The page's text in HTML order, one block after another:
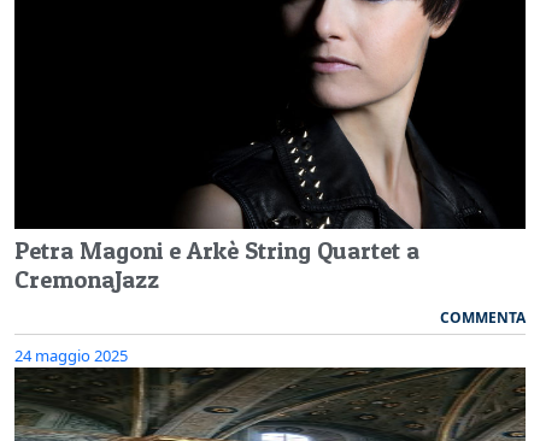
Petra Magoni e Arkè String Quartet a
CremonaJazz
COMMENTA
24 maggio 2025